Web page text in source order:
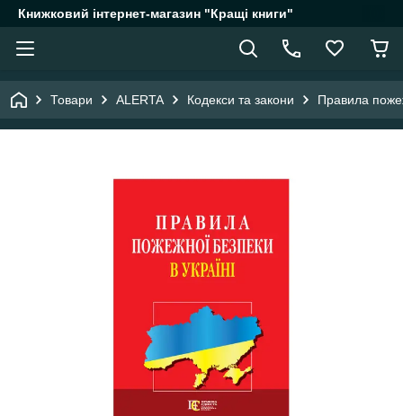
Книжковий інтернет-магазин "Кращі книги"
Товари ALERTA Кодекси та закони Правила